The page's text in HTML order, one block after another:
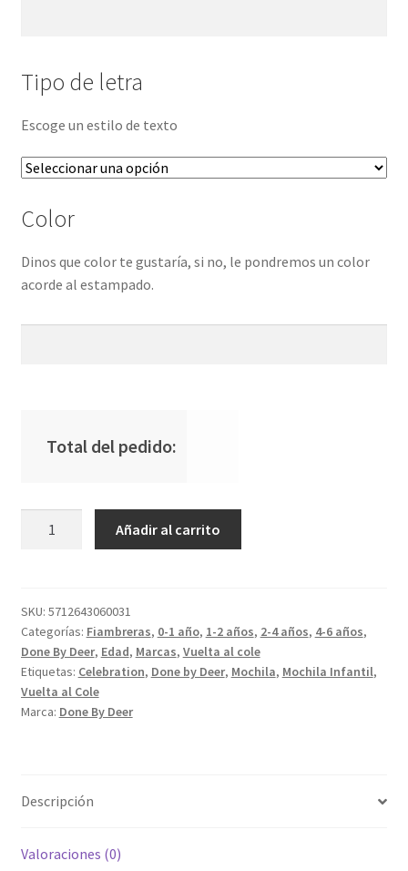
Tipo de letra
Escoge un estilo de texto
Color
Dinos que color te gustaría, si no, le pondremos un color
acorde al estampado.
Total del pedido:
cantidad
Añadir al carrito
SKU: 5712643060031
Categorías: Fiambreras, 0-1 año, 1-2 años, 2-4 años, 4-6 años,
Done By Deer, Edad, Marcas, Vuelta al cole
Etiquetas: Celebration, Done by Deer, Mochila, Mochila Infantil,
Vuelta al Cole
Marca: Done By Deer
Descripción
Valoraciones (0)